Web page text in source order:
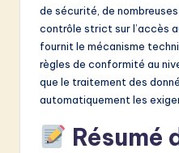
de sécurité, de
contrôle strict sur l’accès
fournit le mécanisme
règles de conformité au
que le traitement des
automatiquement les
Résumé